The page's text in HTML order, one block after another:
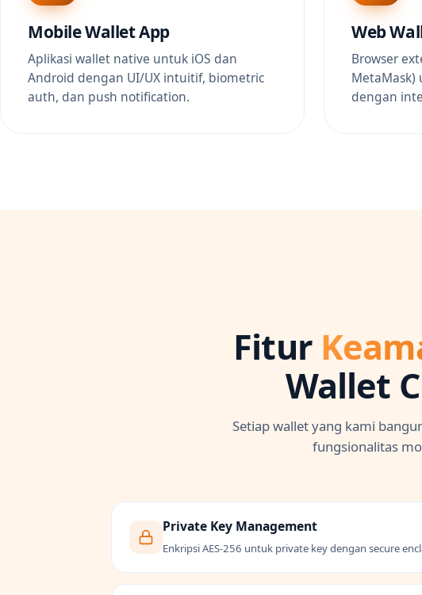
Mobile Wallet App
Aplikasi wallet native untuk iOS dan
Android dengan UI/UX intuitif, biometric
auth, dan push notification.
Web
Browser
MetaMask)
dengan
Fitur
Wallet
Setiap wallet yang kami
fungsionalitas
Private Key Management
Enkripsi AES-256 untuk private key dengan secure